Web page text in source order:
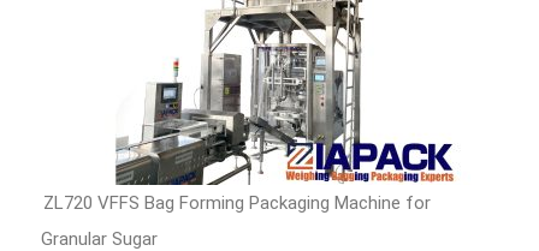
ZL720 VFFS Bag Forming Packaging Machine for
Granular Sugar